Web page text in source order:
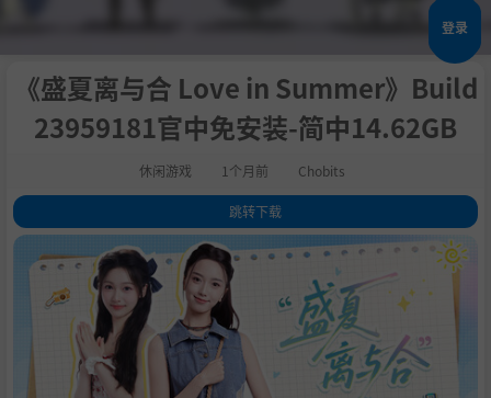
登录
《盛夏离与合 Love in Summer》Build
23959181官中免安装-简中14.62GB
休闲游戏 1个月前 Chobits
跳转下载
1.关于此游戏
2. 产品特色
关注我们，了解更多动态！！！
系统需求
支持作者